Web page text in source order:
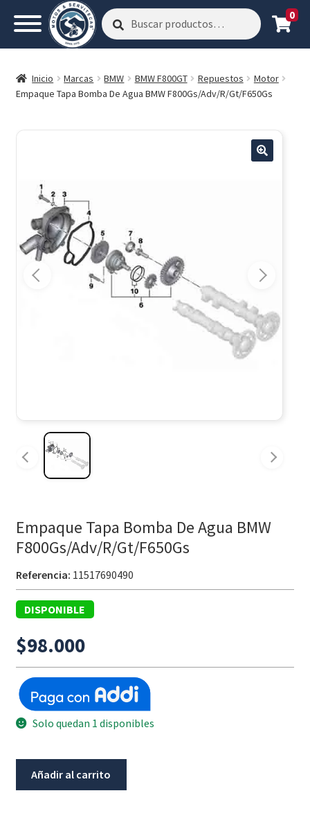
Buscar
por:
Buscar 0
Inicio Marcas BMW BMW F800GT Repuestos
Motor
Empaque Tapa Bomba De Agua BMW F800Gs/Adv/R/Gt/F650Gs
Empaque Tapa Bomba De Agua BMW
F800Gs/Adv/R/Gt/F650Gs
Referencia: 11517690490
DISPONIBLE
$98.000
Solo quedan 1 disponibles
Añadir al carrito